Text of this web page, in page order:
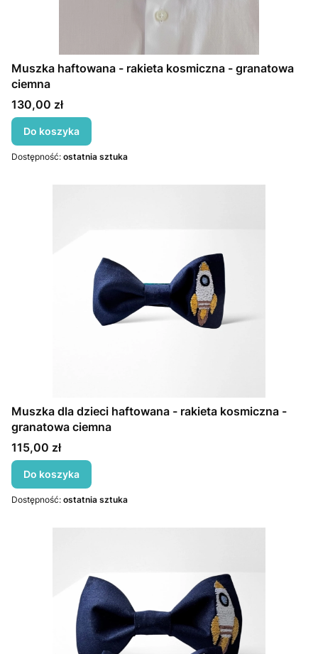
Muszka haftowana - rakieta kosmiczna - granatowa
ciemna
Cena
130,00 zł
Do koszyka
Dostępność: ostatnia sztuka
Muszka dla dzieci haftowana - rakieta kosmiczna -
granatowa ciemna
Cena
115,00 zł
Do koszyka
Dostępność: ostatnia sztuka